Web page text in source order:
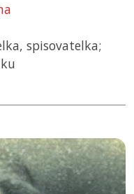
spisovatelka;